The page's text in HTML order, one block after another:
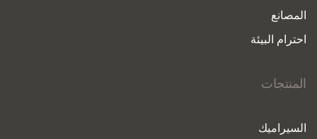
المصانع
احترام البيئة
المنتجات
السيراميك